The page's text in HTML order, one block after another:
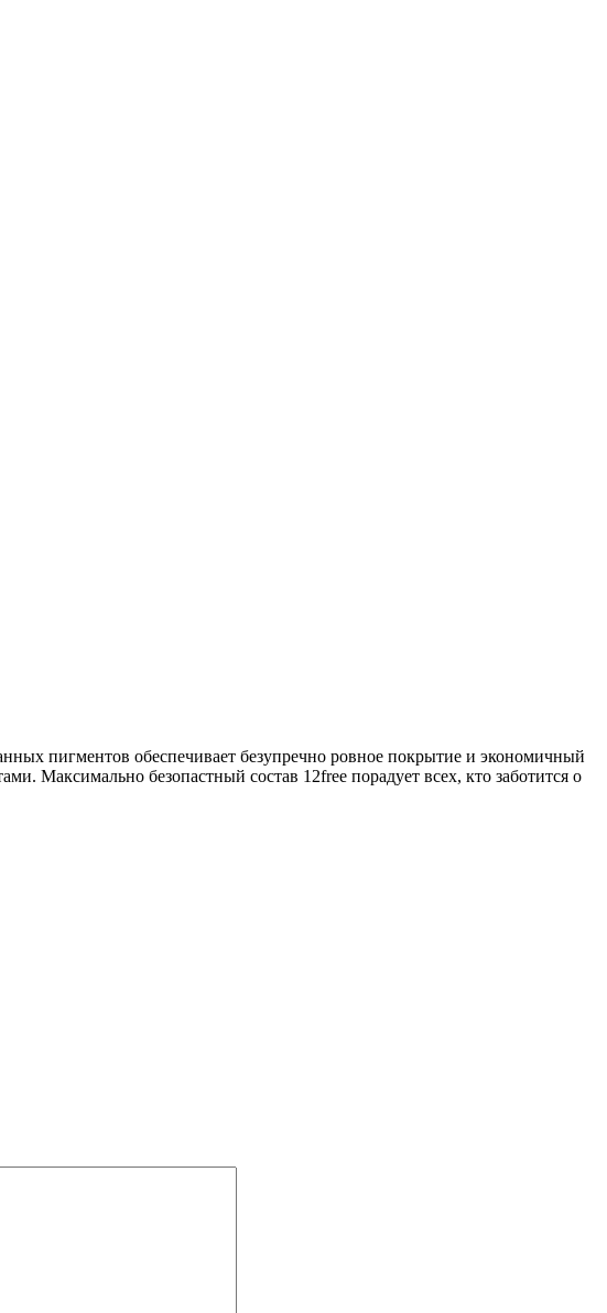
пигментов обеспечивает безупречно ровное покрытие и экономичный
Максимально безопастный состав 12free порадует всех, кто заботится о